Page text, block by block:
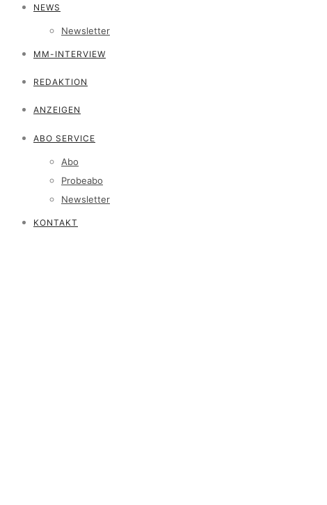
NEWS
Newsletter
MM-INTERVIEW
REDAKTION
ANZEIGEN
ABO SERVICE
Abo
Probeabo
Newsletter
KONTAKT